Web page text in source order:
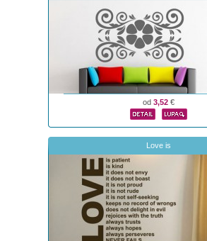
od 3,52€
Love is